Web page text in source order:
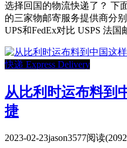
选择回国的物流快递了？ 下
的三家物邮寄服务提供商分别
UPS和FedEx对比 USPS 法国
快递 Express Delivery
从比利时运布料到
捷
2023-02-23jason3577阅读